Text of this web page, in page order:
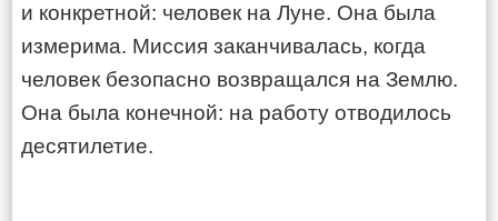
и конкретной: человек на Луне. Она была
измерима. Миссия заканчивалась, когда
человек безопасно возвращался на Землю.
Она была конечной: на работу отводилось
десятилетие.